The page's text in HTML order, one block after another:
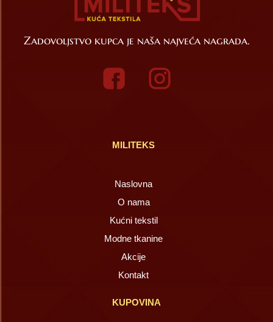
Zadovoljstvo kupca je naša najveća nagrada.
MILITEKS
Naslovna
O nama
Kućni tekstil
Modne tkanine
Akcije
Kontakt
KUPOVINA